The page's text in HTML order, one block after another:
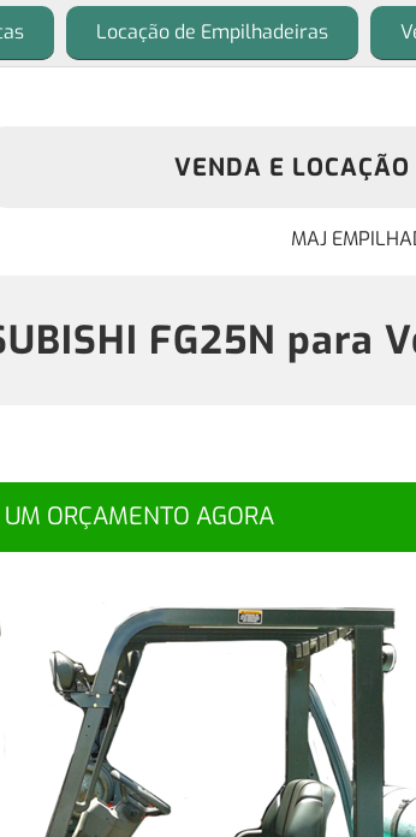
Locação de Empilhadeiras
VENDA E
MAJ
FG25N para
ORÇAMENTO AGORA